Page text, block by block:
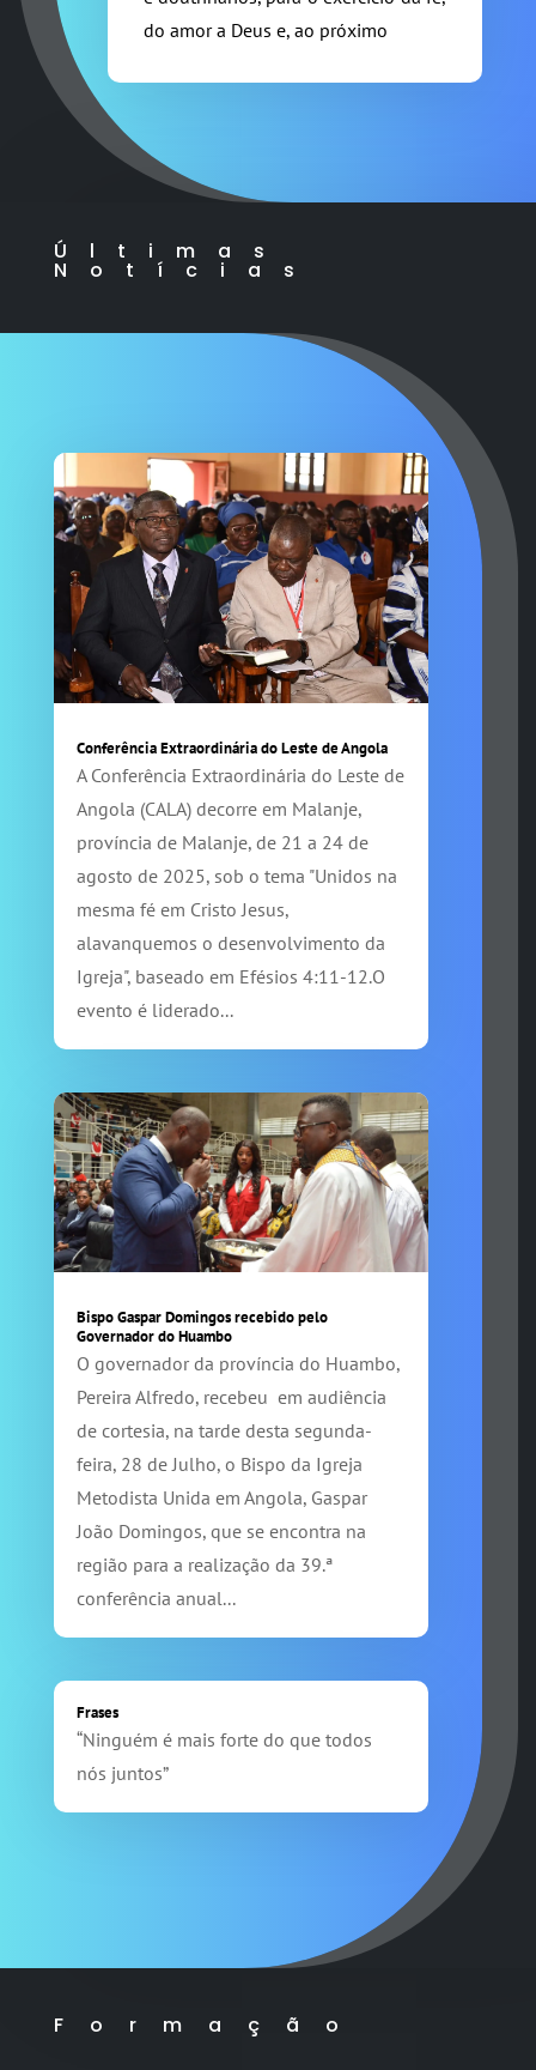
do amor a Deus e, ao próximo
Últimas
Notícias
Conferência Extraordinária do Leste de Angola
A Conferência Extraordinária do Leste de
Angola (CALA) decorre em Malanje,
província de Malanje, de 21 a 24 de
agosto de 2025, sob o tema "Unidos na
mesma fé em Cristo Jesus,
alavanquemos o desenvolvimento da
Igreja", baseado em Efésios 4:11-12.O
evento é liderado...
Bispo Gaspar Domingos recebido pelo
Governador do Huambo
O governador da província do Huambo,
Pereira Alfredo, recebeu em audiência
de cortesia, na tarde desta segunda-
feira, 28 de Julho, o Bispo da Igreja
Metodista Unida em Angola, Gaspar
João Domingos, que se encontra na
região para a realização da 39.ª
conferência anual...
Frases
“Ninguém é mais forte do que todos
nós juntos”
Formação